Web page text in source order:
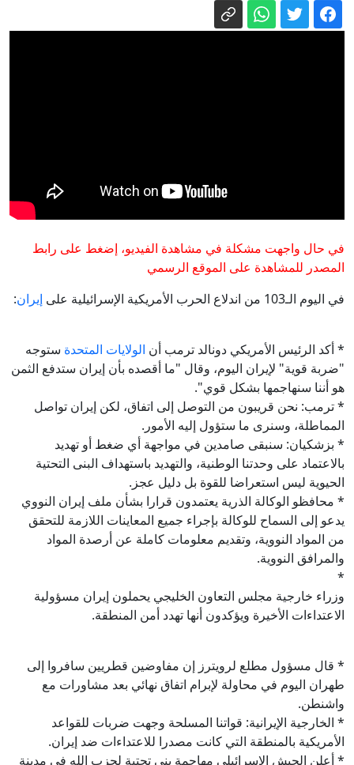
مسرح صدام الإمبراطوريات.. حرب منسية
لكنها تهدد البشر شرقا وغربا
بابكر فيصل: الخماسية لم تعُد مظلة محايدة
لرعاية العملية السياسية
في حال واجهت مشكلة في مشاهدة الفيديو، إضغط على رابط
المصدر للمشاهدة على الموقع الرسمي
في اليوم الـ103 من اندلاع الحرب الأمريكية الإسرائيلية على
إيران:
* أكد الرئيس الأمريكي دونالد ترمب أن الولايات المتحدة ستوجه
"ضربة قوية" لإيران اليوم، وقال "ما أقصده بأن إيران ستدفع الثمن
هو أننا سنهاجمها بشكل قوي".
* ترمب: نحن قريبون من التوصل إلى اتفاق، لكن إيران تواصل
المماطلة، وسنرى ما ستؤول إليه الأمور.
* بزشكيان: سنبقى صامدين في مواجهة أي ضغط أو تهديد
بالاعتماد على وحدتنا الوطنية، والتهديد باستهداف البنى التحتية
الحيوية ليس استعراضا للقوة بل دليل عجز.
* محافظو الوكالة الذرية يعتمدون قرارا بشأن ملف إيران النووي
يدعو إلى السماح للوكالة بإجراء جميع المعاينات اللازمة للتحقق
من المواد النووية، وتقديم معلومات كاملة عن أرصدة المواد
والمرافق النووية.
*
وزراء خارجية مجلس التعاون الخليجي يحملون إيران مسؤولية
الاعتداءات الأخيرة ويؤكدون أنها تهدد أمن المنطقة.
* قال مسؤول مطلع لرويترز إن مفاوضين قطريين سافروا إلى
طهران اليوم في محاولة لإبرام اتفاق نهائي بعد مشاورات مع
واشنطن.
* الخارجية الإيرانية: قواتنا المسلحة وجهت ضربات للقواعد
الأمريكية بالمنطقة التي كانت مصدرا للاعتداءات ضد إيران.
* أعلن الجيش الإسرائيلي مهاجمة بنى تحتية لحزب الله في مدينة